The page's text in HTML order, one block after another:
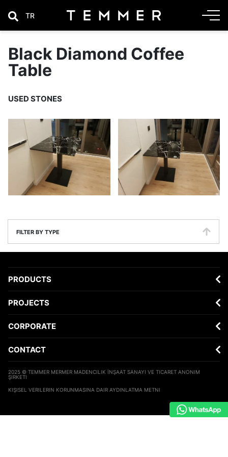
TR
Black Diamond Coffee
Table
USED STONES
FILTER BY TYPE
PRODUCTS
PROJECTS
CORPORATE
CONTACT
2025 © TEMMER MERMER MADENCILIK İNŞAAT SANAYI VE TICARET ANONIM
ŞIRKETI
KIŞISEL VERILERIN KORUNMASINA DAIR AYDINLATMA METNI